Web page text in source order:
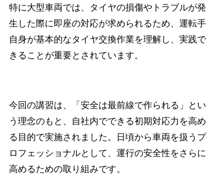
特に大型車両では、タイヤの損傷やトラブルが発
生した際に即座の対応が求められるため、運転手
自身が基本的なタイヤ交換作業を理解し、実践で
きることが重要とされています。
今回の講習は、「安全は最前線で作られる」とい
う理念のもと、自社内でできる初期対応力を高め
る目的で実施されました。日頃から車両を扱うプ
ロフェッショナルとして、運行の安全性をさらに
高めるための取り組みです。